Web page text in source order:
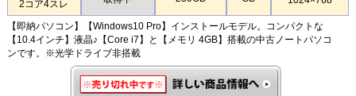
2コア4スレ
【即納パソコン】【Windows10 Pro】インストールモデル。コンパクトな
【10.4インチ】液晶♪【Core i7】と【メモリ 4GB】搭載の中古ノートパソコ
ンです。※光学ドライブ非搭載